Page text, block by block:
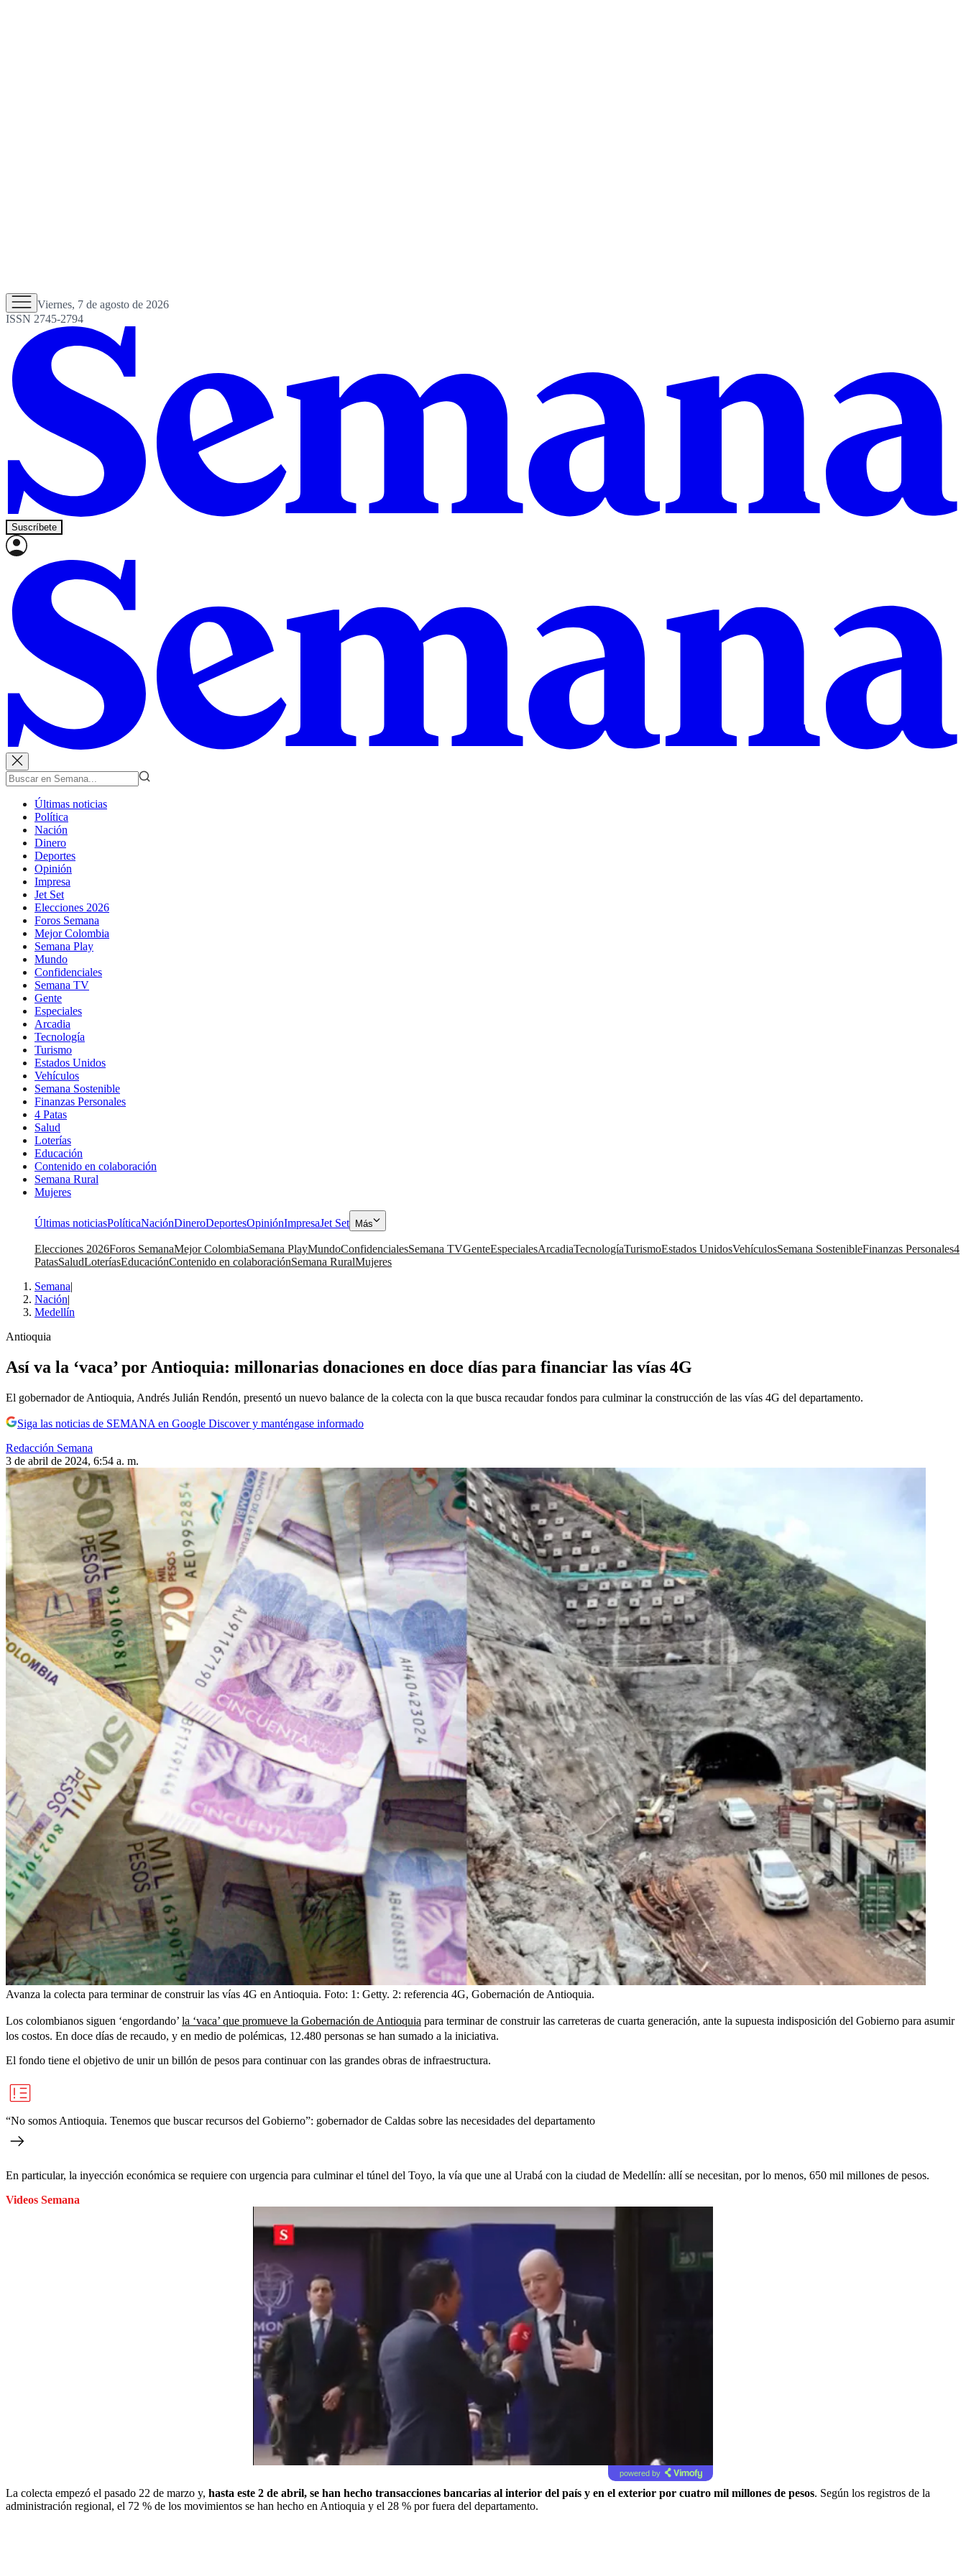
Viernes, 7 de agosto de 2026
ISSN 2745-2794
Suscríbete
Últimas noticias
Política
Nación
Dinero
Deportes
Opinión
Impresa
Jet Set
Elecciones 2026
Foros Semana
Mejor Colombia
Semana Play
Mundo
Confidenciales
Semana TV
Gente
Especiales
Arcadia
Tecnología
Turismo
Estados Unidos
Vehículos
Semana Sostenible
Finanzas Personales
4 Patas
Salud
Loterías
Educación
Contenido en colaboración
Semana Rural
Mujeres
Últimas noticiasPolíticaNaciónDineroDeportesOpiniónImpresaJet Set Más
Elecciones 2026Foros SemanaMejor ColombiaSemana PlayMundoConfidencialesSemana TVGenteEspecialesArcadiaTecnologíaTurismoEstados UnidosVehículosSemana SostenibleFinanzas Personales4
PatasSaludLoteríasEducaciónContenido en colaboraciónSemana RuralMujeres
Semana|
Nación|
Medellín
Antioquia
Así va la ‘vaca’ por Antioquia: millonarias donaciones en doce días para financiar las vías 4G
El gobernador de Antioquia, Andrés Julián Rendón, presentó un nuevo balance de la colecta con la que busca recaudar fondos para culminar la construcción de las vías 4G del departamento.
Siga las noticias de SEMANA en Google Discover y manténgase informado
Redacción Semana
3 de abril de 2024, 6:54 a. m.
Avanza la colecta para terminar de construir las vías 4G en Antioquia. Foto: 1: Getty. 2: referencia 4G, Gobernación de Antioquia.
Los colombianos siguen ‘engordando’ la ‘vaca’ que promueve la Gobernación de Antioquia para terminar de construir las carreteras de cuarta generación, ante la supuesta indisposición del Gobierno para asumir
los costos. En doce días de recaudo, y en medio de polémicas, 12.480 personas se han sumado a la iniciativa.
El fondo tiene el objetivo de unir un billón de pesos para continuar con las grandes obras de infraestructura.
“No somos Antioquia. Tenemos que buscar recursos del Gobierno”: gobernador de Caldas sobre las necesidades del departamento
En particular, la inyección económica se requiere con urgencia para culminar el túnel del Toyo, la vía que une al Urabá con la ciudad de Medellín: allí se necesitan, por lo menos, 650 mil millones de pesos.
Videos Semana
powered by
La colecta empezó el pasado 22 de marzo y, hasta este 2 de abril, se han hecho transacciones bancarias al interior del país y en el exterior por cuatro mil millones de pesos. Según los registros de la
administración regional, el 72 % de los movimientos se han hecho en Antioquia y el 28 % por fuera del departamento.